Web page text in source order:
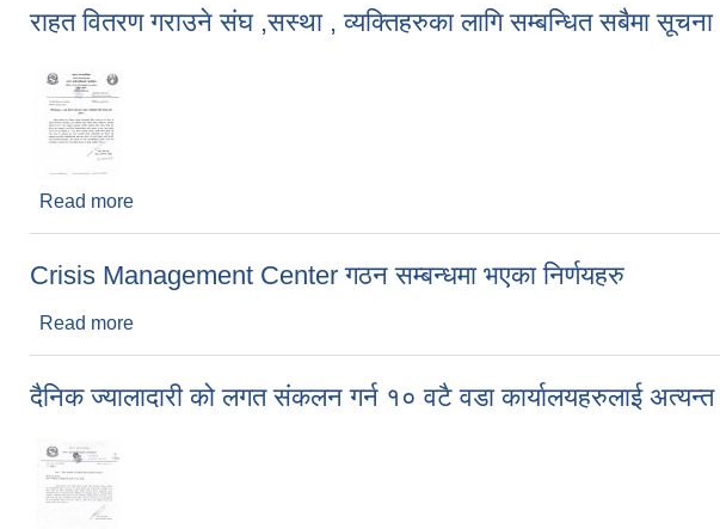
राहत वितरण गराउने संघ ,सस्था , व्यक्तिहरुका लागि सम्बन्धित सबैमा सूचना
Read more
Crisis Management Center गठन सम्बन्धमा भएका निर्णयहरु
Read more
दैनिक ज्यालादारी को लगत संकलन गर्न १० वटै वडा कार्यालयहरुलाई